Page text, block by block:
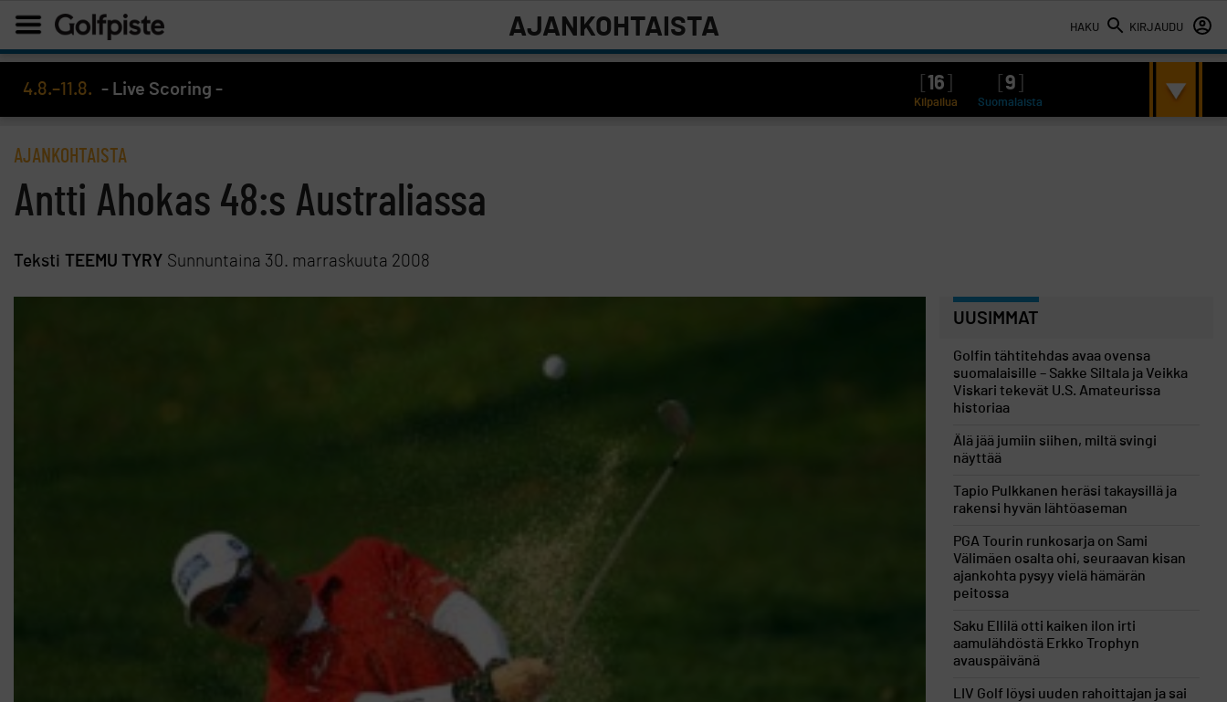
HAKU KIRJAUDU
AJANKOHTAISTA
4.8.–11.8. - Live Scoring - 16 9
Kilpailua Suomalaista
AJANKOHTAISTA
Antti Ahokas 48:s Australiassa
Teksti TEEMU TYRY Sunnuntaina 30. marraskuuta 2008
UUSIMMAT
Golfin tähtitehdas avaa ovensa
suomalaisille – Sakke Siltala ja Veikka
Viskari tekevät U.S. Amateurissa
historiaa
Älä jää jumiin siihen, miltä svingi
näyttää
Tapio Pulkkanen heräsi takaysillä ja
rakensi hyvän lähtöaseman
PGA Tourin runkosarja on Sami
Välimäen osalta ohi, seuraavan kisan
ajankohta pysyy vielä hämärän
peitossa
Saku Ellilä otti kaiken ilon irti
aamulähdöstä Erkko Trophyn
avauspäivänä
LIV Golf löysi uuden rahoittajan ja sai